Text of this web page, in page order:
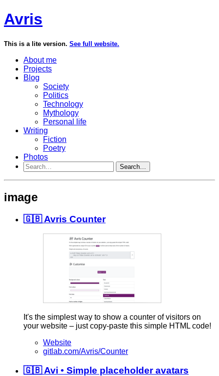
Avris
This is a lite version. See full website.
About me
Projects
Blog
Society
Politics
Technology
Mythology
Personal life
Writing
Fiction
Poetry
Photos
Search…
image
🇬🇧 Avris Counter
It's the simplest way to show a counter of visitors on
your website – just copy-paste this simple HTML code!
Website
gitlab.com/Avris/Counter
🇬🇧 Avi • Simple placeholder avatars